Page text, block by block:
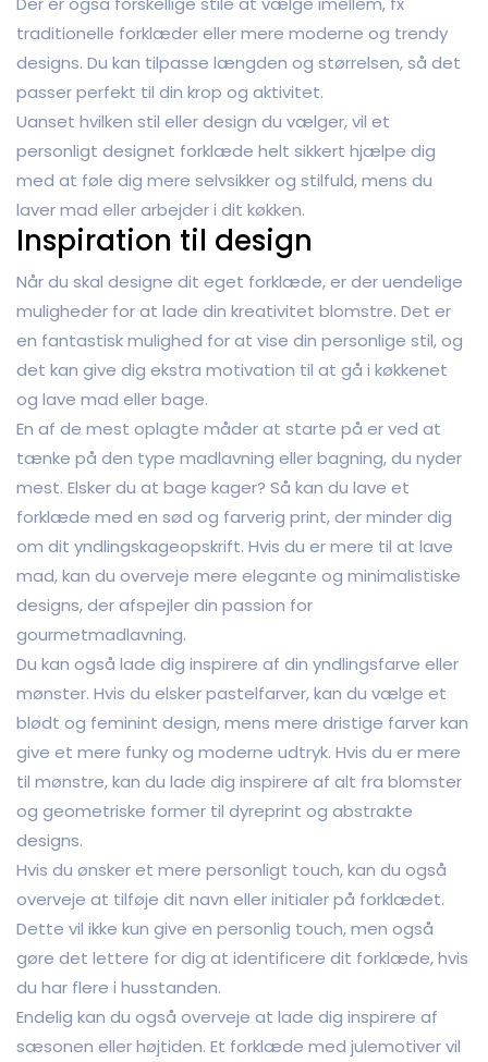
traditionelle forklæder eller mere moderne og trendy
designs. Du kan tilpasse længden og størrelsen, så det
passer perfekt til din krop og aktivitet.
Uanset hvilken stil eller design du vælger, vil et
personligt designet forklæde helt sikkert hjælpe dig
med at føle dig mere selvsikker og stilfuld, mens du
laver mad eller arbejder i dit køkken.
Inspiration til design
Når du skal designe dit eget forklæde, er der uendelige
muligheder for at lade din kreativitet blomstre. Det er
en fantastisk mulighed for at vise din personlige stil, og
det kan give dig ekstra motivation til at gå i køkkenet
og lave mad eller bage.
En af de mest oplagte måder at starte på er ved at
tænke på den type madlavning eller bagning, du nyder
mest. Elsker du at bage kager? Så kan du lave et
forklæde med en sød og farverig print, der minder dig
om dit yndlingskageopskrift. Hvis du er mere til at lave
mad, kan du overveje mere elegante og minimalistiske
designs, der afspejler din passion for
gourmetmadlavning.
Du kan også lade dig inspirere af din yndlingsfarve eller
mønster. Hvis du elsker pastelfarver, kan du vælge et
blødt og feminint design, mens mere dristige farver kan
give et mere funky og moderne udtryk. Hvis du er mere
til mønstre, kan du lade dig inspirere af alt fra blomster
og geometriske former til dyreprint og abstrakte
designs.
Hvis du ønsker et mere personligt touch, kan du også
overveje at tilføje dit navn eller initialer på forklædet.
Dette vil ikke kun give en personlig touch, men også
gøre det lettere for dig at identificere dit forklæde, hvis
du har flere i husstanden.
Endelig kan du også overveje at lade dig inspirere af
sæsonen eller højtiden. Et forklæde med julemotiver vil